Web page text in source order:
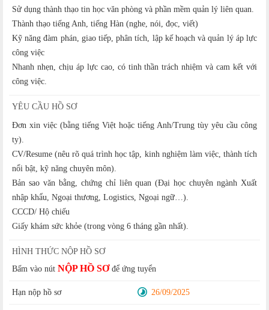
Sử dụng thành thạo tin học văn phòng và phần mềm quản lý liên quan.
Thành thạo tiếng Anh, tiếng Hàn (nghe, nói, đọc, viết)
Kỹ năng đàm phán, giao tiếp, phân tích, lập kế hoạch và quản lý áp lực
công việc
Nhanh nhẹn, chịu áp lực cao, có tinh thần trách nhiệm và cam kết với
công việc.
YÊU CẦU HỒ SƠ
Đơn xin việc (bằng tiếng Việt hoặc tiếng Anh/Trung tùy yêu cầu công
ty).
CV/Resume (nêu rõ quá trình học tập, kinh nghiệm làm việc, thành tích
nổi bật, kỹ năng chuyên môn).
Bản sao văn bằng, chứng chỉ liên quan (Đại học chuyên ngành Xuất
nhập khẩu, Ngoại thương, Logistics, Ngoại ngữ…).
CCCD/ Hộ chiếu
Giấy khám sức khỏe (trong vòng 6 tháng gần nhất).
HÌNH THỨC NỘP HỒ SƠ
Bấm vào nút NỘP HỒ SƠđể ứng tuyển
Hạn nộp hồ sơ 26/09/2025